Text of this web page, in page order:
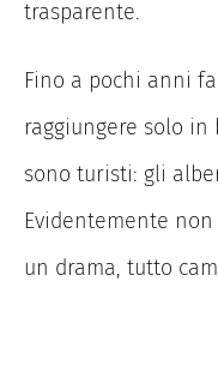
trasparente.
Fino a pochi anni
raggiungere solo in
sono turisti: gli
Evidentemente
un drama, tutto